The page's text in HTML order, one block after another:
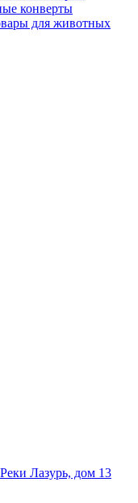
конверты
для животных
Лазурь, дом 13